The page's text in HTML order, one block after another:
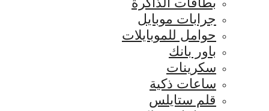
جرابات موبايل
حوامل للموبايلات
باور بانك
سكرينات
ساعات ذكية
قلم ستايلس